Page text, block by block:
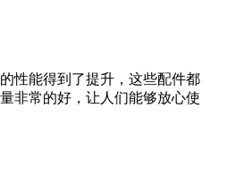
的性能得到了提升，这些配件都
非常的好，让人们能够放心使